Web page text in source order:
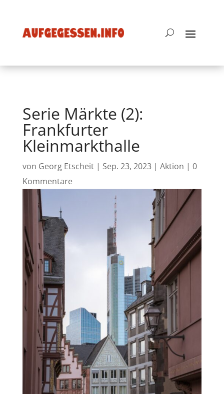
Serie Märkte (2):
Frankfurter
Kleinmarkthalle
von Georg Etscheit| Sep. 23, 2023| Aktion | 0
Kommentare